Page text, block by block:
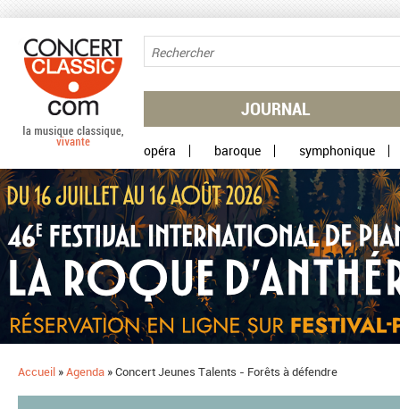
JOURNAL
opéra baroque symphonique
Accueil »Agenda »Concert Jeunes Talents - Forêts à défendre